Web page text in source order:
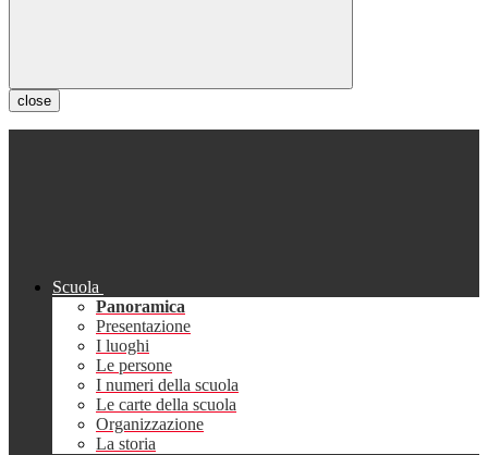
close
Scuola
Panoramica
Presentazione
I luoghi
Le persone
I numeri della scuola
Le carte della scuola
Organizzazione
La storia